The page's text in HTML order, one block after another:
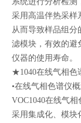
采用高温伴热采样
从而导致样品组分
滤模块，有效的避
仪器的使用寿命。
★1040在线气相色
•在线气相色谱仪
VOC1040在线气
采用集成化、模块